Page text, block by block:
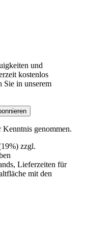
und
kostenlos
Sie in unserem
Kenntnis genommen.
zzgl.
Lieferzeiten für
mit den